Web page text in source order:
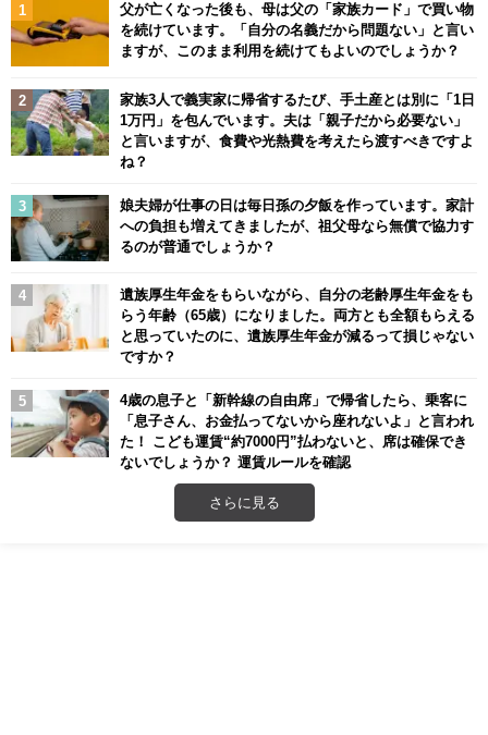
父が亡くなった後も、母は父の「家族カード」で買い物
を続けています。「自分の名義だから問題ない」と言い
ますが、このまま利用を続けてもよいのでしょうか？
家族3人で義実家に帰省するたび、手土産とは別に「1日
1万円」を包んでいます。夫は「親子だから必要ない」
と言いますが、食費や光熱費を考えたら渡すべきですよ
ね？
娘夫婦が仕事の日は毎日孫の夕飯を作っています。家計
への負担も増えてきましたが、祖父母なら無償で協力す
るのが普通でしょうか？
遺族厚生年金をもらいながら、自分の老齢厚生年金をも
らう年齢（65歳）になりました。両方とも全額もらえる
と思っていたのに、遺族厚生年金が減るって損じゃない
ですか？
4歳の息子と「新幹線の自由席」で帰省したら、乗客に
「息子さん、お金払ってないから座れないよ」と言われ
た！ こども運賃“約7000円”払わないと、席は確保でき
ないでしょうか？ 運賃ルールを確認
さらに見る